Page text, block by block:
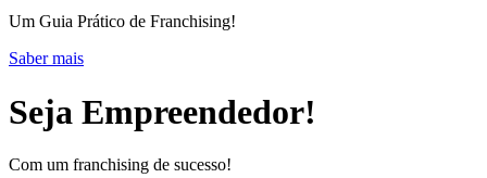
Um Guia Prático de Franchising!
Saber mais
Seja Empreendedor!
Com um franchising de sucesso!